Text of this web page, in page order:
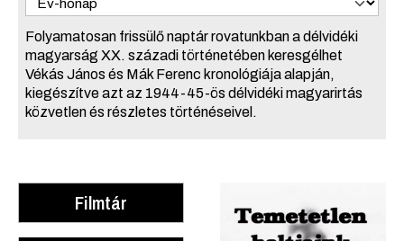
Filmtár
Folyamatosan frissülő naptár rovatunkban a délvidéki
magyarság XX. századi történetében keresgélhet
Vékás János és Mák Ferenc kronológiája alapján,
kiegészítve azt az 1944-45-ös délvidéki magyarirtás
közvetlen és részletes történéseivel.